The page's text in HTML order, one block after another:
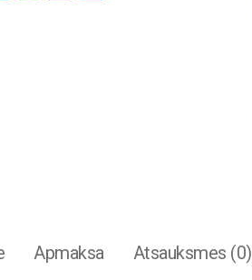
Apmaksa Atsauksmes (0)